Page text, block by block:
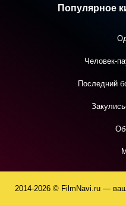
Популярное
Человек-
Последний
2014-2026 © FilmNavi.ru —